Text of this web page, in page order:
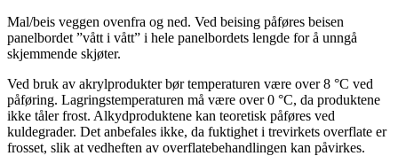
Mal/beis veggen ovenfra og ned. Ved beising påføres beisen
panelbordet ”vått i vått” i hele panelbordets lengde for å unngå
skjemmende skjøter.
Ved bruk av akrylprodukter bør temperaturen være over 8 °C ved
påføring. Lagringstemperaturen må være over 0 °C, da produktene
ikke tåler frost. Alkydproduktene kan teoretisk påføres ved
kuldegrader. Det anbefales ikke, da fuktighet i trevirkets overflate er
frosset, slik at vedheften av overflatebehandlingen kan påvirkes.